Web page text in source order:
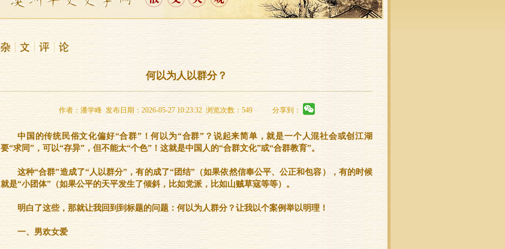
何以为人以群分？
作者：潘学峰 发布日期：2026-05-27 10:23:32 浏览次数：549 分享到：
中国的传统民俗文化偏好“合群”！何以为“合群”？说起来简单，就是一个人混社会或创江湖
要“求同”，可以“存异”，但不能太“个色”！这就是中国人的“合群文化”或“合群教育”。
这种“合群”造成了“人以群分”，有的成了“团结”（如果依然信奉公平、公正和包容），有的时候
就是“小团体”（如果公平的天平发生了倾斜，比如党派，比如山贼草寇等等）。
明白了这些，那就让我回到到标题的问题：何以为人群分？让我以个案例举以明理！
一、男欢女爱